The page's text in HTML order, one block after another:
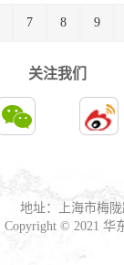
7 8 9
关注我们
地址：上海市梅
Copyright © 2021 华